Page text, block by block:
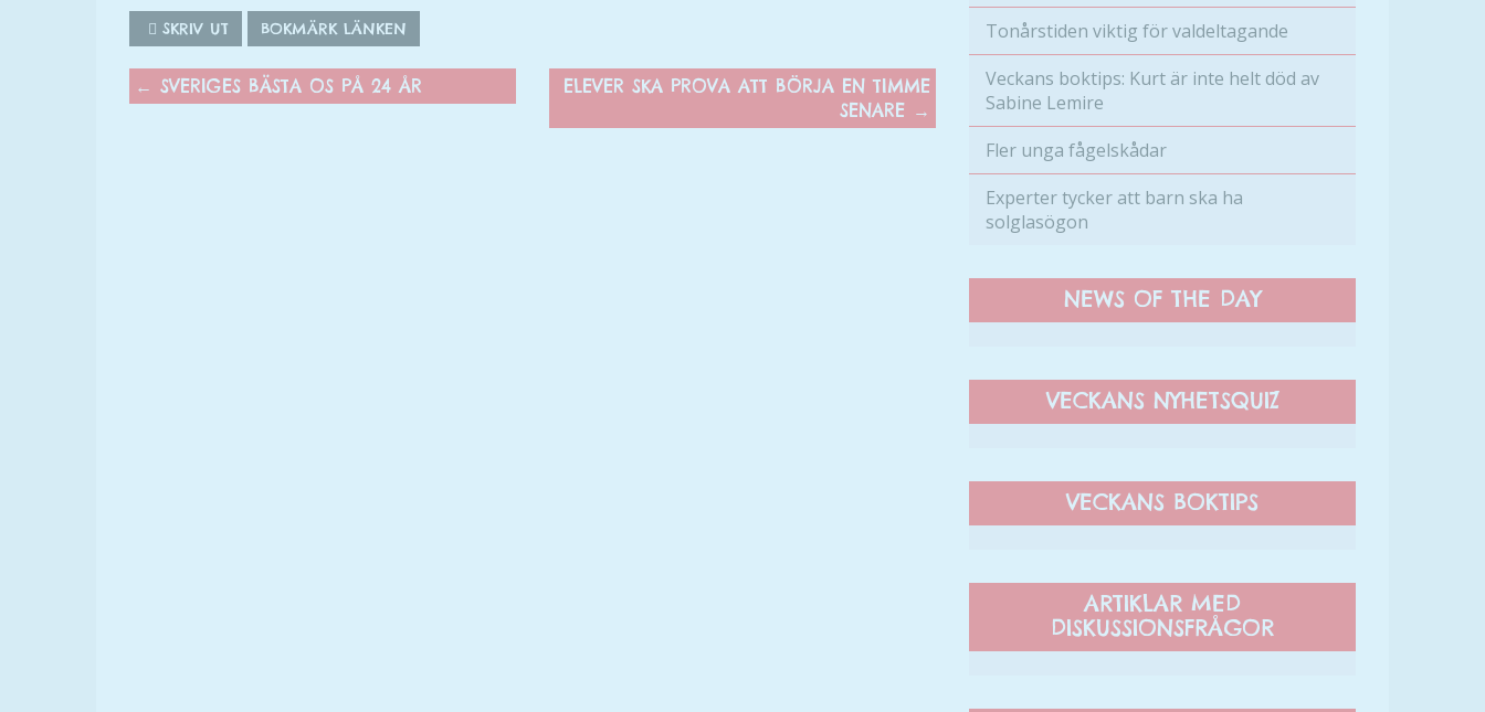
SKRIV UT BOKMÄRK LÄNKEN
← SVERIGES BÄSTA OS PÅ 24 ÅR
ELEVER SKA PROVA ATT BÖRJA EN TIMME
SENARE →
Tonårstiden viktig för valdeltagande
Veckans boktips: Kurt är inte helt död av
Sabine Lemire
Fler unga fågelskådar
Experter tycker att barn ska ha
solglasögon
NEWS OF THE DAY
VECKANS NYHETSQUIZ
VECKANS BOKTIPS
ARTIKLAR MED
DISKUSSIONSFRÅGOR